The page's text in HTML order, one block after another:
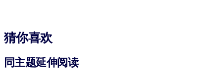
猜你喜欢
同主题延伸阅读